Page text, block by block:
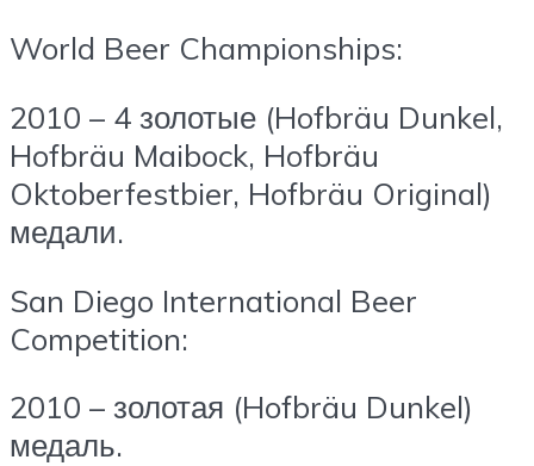
World Beer Championships:
2010 – 4 золотые (Hofbräu Dunkel,
Hofbräu Maibock, Hofbräu
Oktoberfestbier, Hofbräu Original)
медали.
San Diego International Beer
Competition:
2010 – золотая (Hofbräu Dunkel)
медаль.